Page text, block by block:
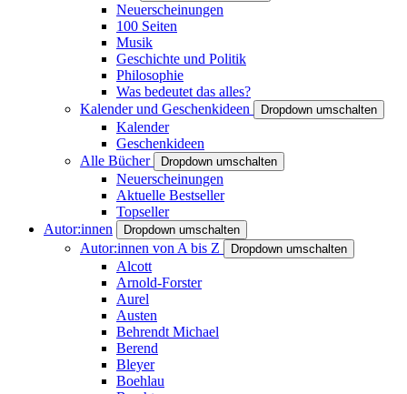
Neuerscheinungen
100 Seiten
Musik
Geschichte und Politik
Philosophie
Was bedeutet das alles?
Kalender und Geschenkideen
Dropdown umschalten
Kalender
Geschenkideen
Alle Bücher
Dropdown umschalten
Neuerscheinungen
Aktuelle Bestseller
Topseller
Autor:innen
Dropdown umschalten
Autor:innen von A bis Z Dropdown umschalten
Alcott
Arnold-Forster
Aurel
Austen
Behrendt Michael
Berend
Bleyer
Boehlau